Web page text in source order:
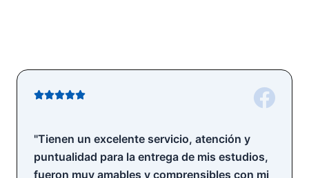
V
o
r
"Tienen un excelente servicio, atención y
puntualidad para la entrega de mis estudios,
fueron muy amables y comprensibles con mi